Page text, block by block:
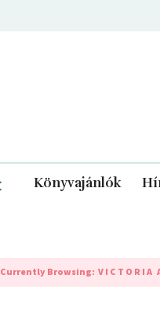
Könyvajánlók
Currently Browsing: VICTORIA